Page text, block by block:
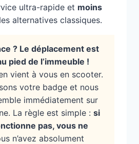
ultra-rapide et moins
alternatives classiques.
? Le déplacement est
pied de l’immeuble !
vient à vous en scooter.
votre badge et nous
immédiatement sur
La règle est simple : si
pas, vous ne
n’avez absolument